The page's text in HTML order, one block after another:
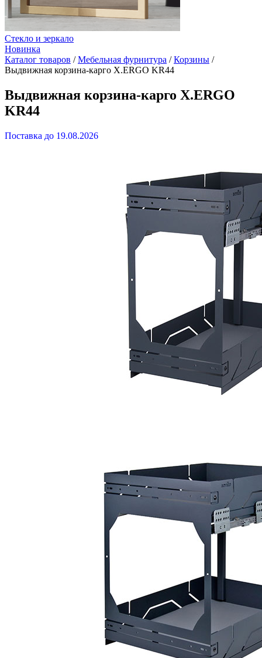
Стекло и зеркало
Новинка
Каталог товаров /Мебельная фурнитура /Корзины /
Выдвижная корзина-карго X.ERGO KR44
Выдвижная корзина-карго X.ERGO
KR44
Поставка до 19.08.2026